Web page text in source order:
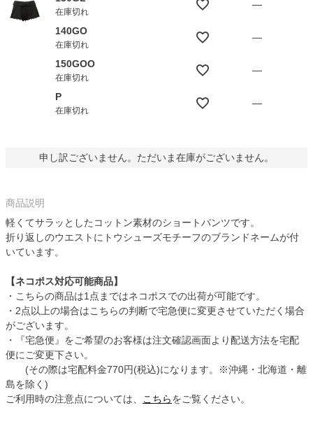
在庫切れ
—
140GO
在庫切れ
—
150GOO
在庫切れ
—
P
在庫切れ
—
申し訳ございません。ただいま在庫がございません。
商品説明
軽くてサラッとしたコットン素材のショートパンツです。
折り返しのウエストにトウシューズモチーフのブランドネームが付
いています。
【ネコポス対応可能商品】
・こちらの商品は1点まではネコポスでの出荷が可能です。
・2点以上の場合はこちらの判断で宅急便に変更させていただく場合
がございます。
・『宅急便』をご希望のお客様は注文確認画面より配送方法を宅配
便にご変更下さい。
(その際は宅配料金770円(税込)になります。※沖縄・北海道・離
島を除く)
ご利用時の注意点については、
こちらをご覧ください。